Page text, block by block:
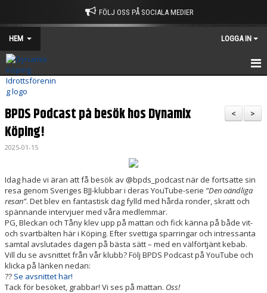
FÖLJ OSS PÅ SOCIALA MEDIER
HEM LOGGA IN
HEM
KALENDER
KONTAKT
INFORMATION
FAQ
>
<
BPDS Podcast på besök hos Dynamix
Köping!
2025-01-15
Idag hade vi äran att få besök av @bpds_podcast när de fortsatte sin
resa genom Sveriges BJJ-klubbar i deras YouTube-serie ”Den oändliga
resan”. Det blev en fantastisk dag fylld med hårda ronder, skratt och
spännande intervjuer med våra medlemmar.
PG, Bleckan och Tåny klev upp på mattan och fick känna på både vit-
och svartbälten här i Köping. Efter svettiga sparringar och intressanta
samtal avslutades dagen på bästa sätt – med en välförtjänt kebab.
Vill du se avsnittet från vår klubb? Följ BPDS Podcast på YouTube och
klicka på länken nedan:
?? Se avsnittet här!
Tack för besöket, grabbar! Vi ses på mattan. Oss!